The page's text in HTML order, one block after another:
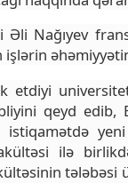
Nağıyev
etdiyi
qeyd edib,
ilə
tələbəsi